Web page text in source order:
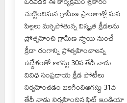
చుట్టిందిమన గ్రామీణ ప్రాంతాల్లో మన
పిల్లలు మర్చిపోతున్న విస్మృత క్రీడలను
ప్రోత్సహించి గ్రామీణ స్థాయి నుంచే
క్రీడా రంగాన్ని ప్రోత్సహించాలన్న
ఉద్దేశంతో ఆగస్టు 30వ తేదీ నాడు
వివిధ సంప్రదాయ క్రీడ పోటీలు
నిర్వహించడం జరిగిందిఆగస్టు 31వ
తేదీ నాడు నిర్వహించిన ఫిట్ ఇండియా